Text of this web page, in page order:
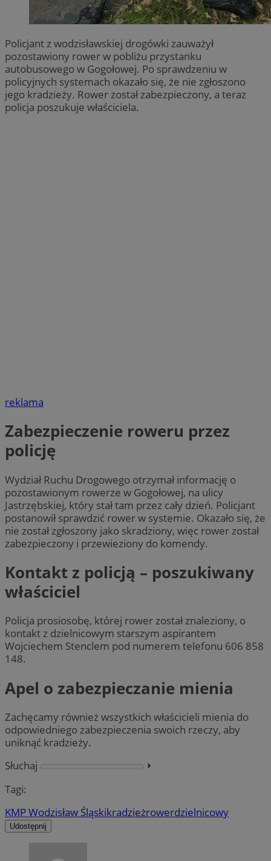
Policjant z wodzisławskiej drogówki zauważył
pozostawiony rower w pobliżu przystanku
autobusowego w Gogołowej. Po sprawdzeniu w
policyjnych systemach okazało się, że nie zgłoszono
jego kradzieży. Rower został zabezpieczony, a teraz
policja poszukuje właściciela.
reklama
Zabezpieczenie roweru przez
policję
Wydział Ruchu Drogowego otrzymał informację o
pozostawionym rowerze w Gogołowej, na ulicy
Jastrzębskiej, który stał tam przez cały dzień. Policjant
postanowił sprawdzić rower w systemie. Okazało się, że
nie został zgłoszony jako skradziony, więc rower został
zabezpieczony i przewieziony do komendy.
Kontakt z policją – poszukiwany
właściciel
Policja prosiosobę, której rower został znaleziony, o
kontakt z dzielnicowym starszym aspirantem
Wojciechem Stenclem pod numerem telefonu 606 858
148.
Apel o zabezpieczanie mienia
Zachęcamy również wszystkich właścicieli mienia do
odpowiedniego zabezpieczenia swoich rzeczy, aby
uniknąć kradzieży.
Słuchaj
⏵︎
Tagi:
KMP Wodzisław Śląskikradzieżrowerdzielnicowy
Udostępnij